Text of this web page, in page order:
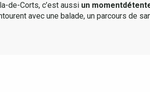
de-Corts, c’est aussi un moment
avec une balade, un parcours de